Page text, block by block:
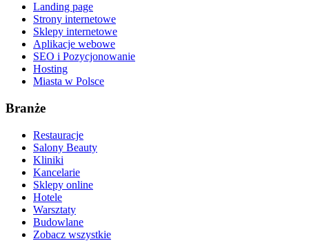
Landing page
Strony internetowe
Sklepy internetowe
Aplikacje webowe
SEO i Pozycjonowanie
Hosting
Miasta w Polsce
Branże
Restauracje
Salony Beauty
Kliniki
Kancelarie
Sklepy online
Hotele
Warsztaty
Budowlane
Zobacz wszystkie